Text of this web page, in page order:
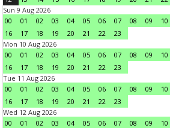
Sun 9 Aug 2026
00
01 02 03 04 05 06 07 08 09 10
16
17 18 19 20 21 22
23
Mon 10 Aug 2026
00
01 02 03 04 05 06 07 08 09 10
16
17 18 19 20 21 22
23
Tue 11 Aug 2026
00
01 02 03 04 05 06 07 08 09 10
16
17 18 19 20 21 22
23
Wed 12 Aug 2026
00
01 02 03 04 05 06 07 08 09 10